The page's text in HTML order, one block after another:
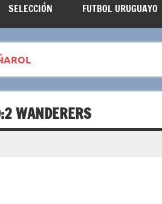
SELECCIÓN FUTBOL URUGUAYO
WANDERERS